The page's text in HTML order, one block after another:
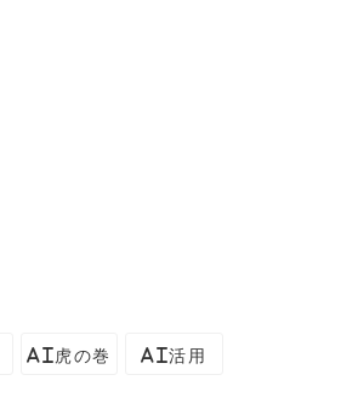
AI虎の巻 AI活用